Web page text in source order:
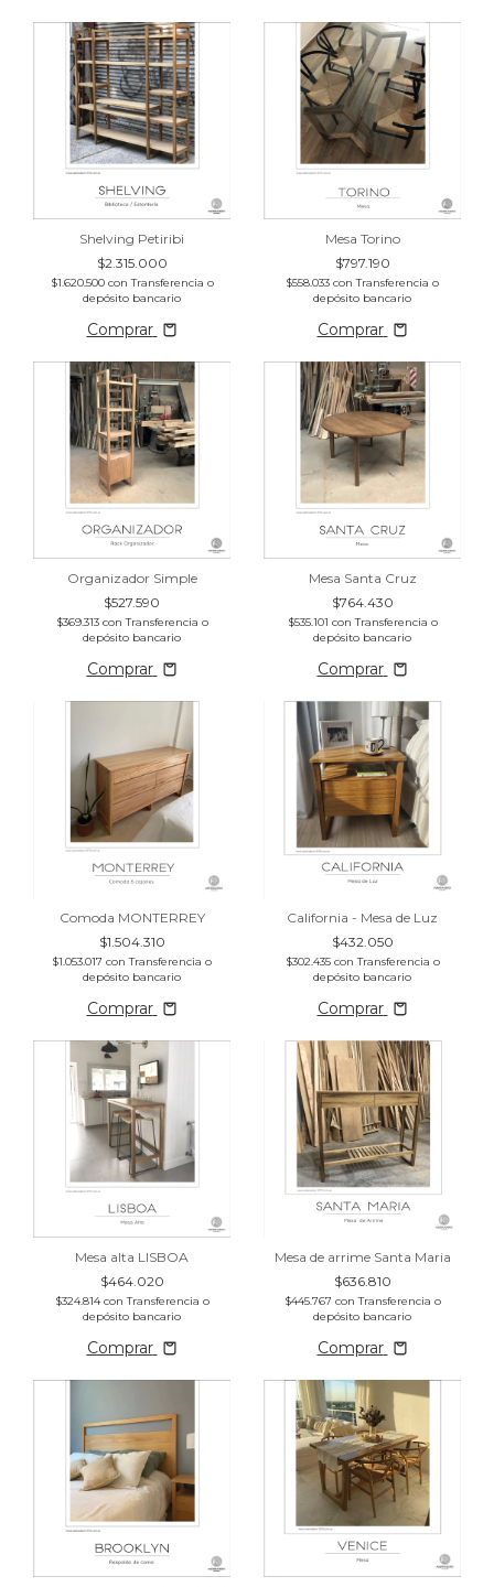
Shelving Petiribi
$2.315.000
$1.620.500 con Transferencia o
depósito bancario
Comprar
Mesa Torino
$797.190
$558.033 con Transferencia o
depósito bancario
Comprar
Organizador Simple
$527.590
$369.313 con Transferencia o
depósito bancario
Comprar
Mesa Santa Cruz
$764.430
$535.101 con Transferencia o
depósito bancario
Comprar
Comoda MONTERREY
$1.504.310
$1.053.017 con Transferencia o
depósito bancario
Comprar
California - Mesa de Luz
$432.050
$302.435 con Transferencia o
depósito bancario
Comprar
Mesa alta LISBOA
$464.020
$324.814con Transferencia o
depósito bancario
Comprar
Mesa de arrime Santa Maria
$636.810
$445.767 con Transferencia o
depósito bancario
Comprar